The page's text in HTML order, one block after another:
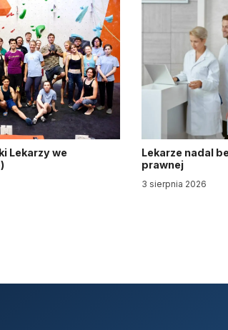
Lekarzy we
Lekarze nadal
prawnej
3 sierpnia 2026